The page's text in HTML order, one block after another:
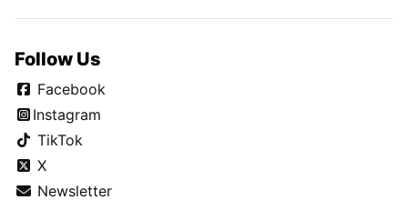
Follow Us
Facebook
Instagram
TikTok
X
Newsletter